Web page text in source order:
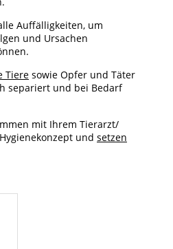
Auffälligkeiten, um
und Ursachen
Tiere sowie Opfer und Täter
separiert und bei Bedarf
mit Ihrem Tierarzt/
und setzen